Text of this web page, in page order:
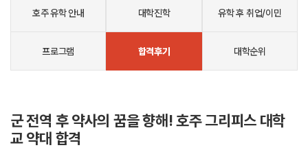
호주 유학 안내 대학진학 유학 후 취업/이민
프로그램 합격후기 대학순위
군 전역 후 약사의 꿈을 향해! 호주 그리피스 대학
교 약대 합격